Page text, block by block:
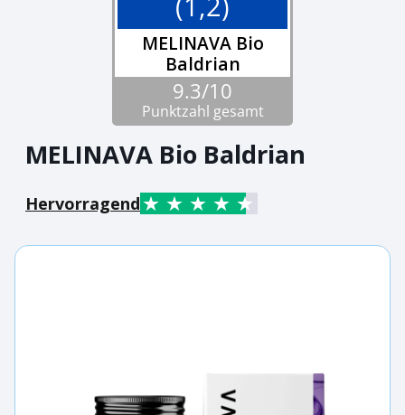
MELINAVA Bio
Baldrian
9.3/10
Punktzahl gesamt
MELINAVA Bio Baldrian
Hervorragend